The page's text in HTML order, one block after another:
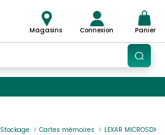
Magasins Connexion Panier
Stockage Cartes mémoires LEXAR